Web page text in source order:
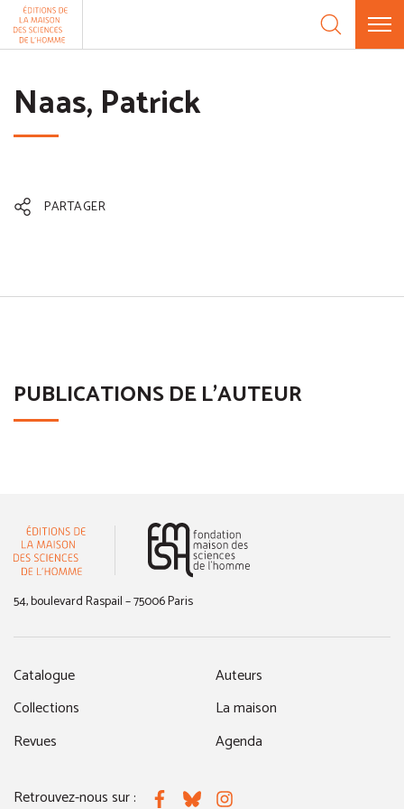
Aller au contenu
Naas, Patrick
PARTAGER
PUBLICATIONS DE L'AUTEUR
54, boulevard Raspail – 75006 Paris
Catalogue
Collections
Revues
Auteurs
La maison
Agenda
Retrouvez-nous sur : FacebookBlueskyInstagram
Panneau de gestion des cookies